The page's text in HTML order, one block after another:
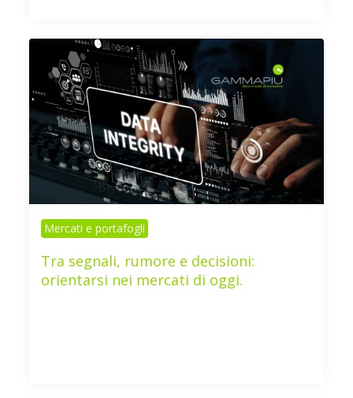
Mercati e portafogli
Tra segnali, rumore e decisioni:
orientarsi nei mercati di oggi.